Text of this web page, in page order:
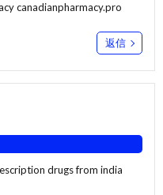
canadianpharmacy.pro
返信
drugs from india